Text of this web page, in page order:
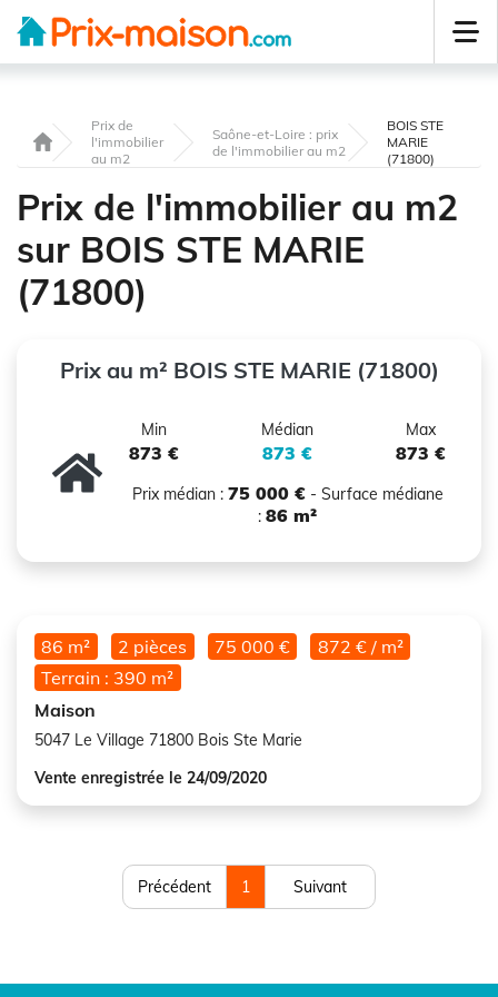
Prix de
l'immobilier
au m2
Saône-et-Loire : prix
de l'immobilier au m2
BOIS STE
MARIE
(71800)
Prix de l'immobilier au m2
sur BOIS STE MARIE
(71800)
Prix au m² BOIS STE MARIE (71800)
Min
873 €
Médian
873 €
Max
873 €
Prix médian : 75 000 €- Surface médiane
: 86 m²
86 m² 2 pièces 75 000 €
872 € / m²
Terrain : 390 m²
Maison
5047 Le Village 71800 Bois Ste Marie
Vente enregistrée le 24/09/2020
Précédent 1 Suivant